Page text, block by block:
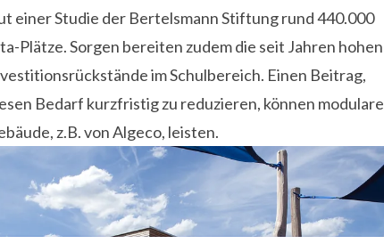
einer Studie der Bertelsmann Stiftung rund 440.000
Plätze. Sorgen bereiten zudem die seit Jahren hohen
im Schulbereich. Einen Beitrag,
Bedarf kurzfristig zu reduzieren, können modulare
z.B. von Algeco, leisten.